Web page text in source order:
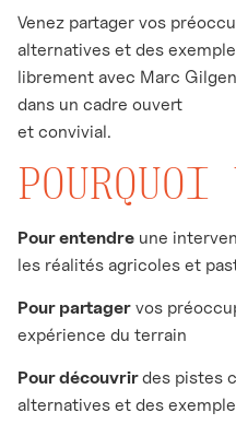
Venez partager vos
alternatives et des
librement avec Marc
dans un cadre ouvert
et convivial.
Pour entendre une
les réalités agricoles et
Pour partager vos
expérience du terrain
Pour découvrirdes pistes
alternatives et des